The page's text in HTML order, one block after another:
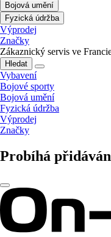
Bojová umění
Fyzická údržba
Výprodej
Značky
Zákaznický servis ve
Hledat
Vybavení
Bojové sporty
Bojová umění
Fyzická údržba
Výprodej
Značky
Probíhá